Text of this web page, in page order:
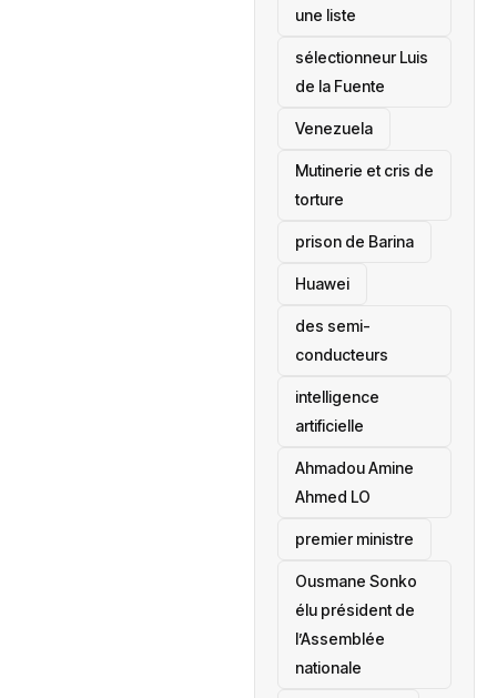
une liste
sélectionneur Luis
de la Fuente
‎Venezuela
Mutinerie et cris de
torture
prison de Barina
Huawei
des semi-
conducteurs
intelligence
artificielle
Ahmadou Amine
Ahmed LO
premier ministre
Ousmane Sonko
élu président de
l’Assemblée
nationale